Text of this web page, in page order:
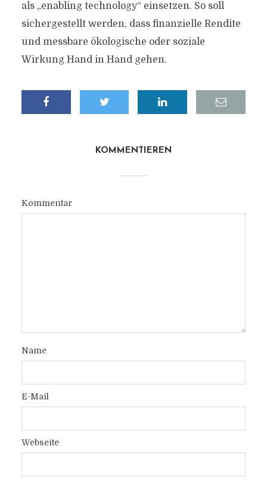
als „enabling technology“ einsetzen. So soll
sichergestellt werden, dass finanzielle Rendite
und messbare ökologische oder soziale
Wirkung Hand in Hand gehen.
KOMMENTIEREN
Kommentar
Name
E-Mail
Webseite